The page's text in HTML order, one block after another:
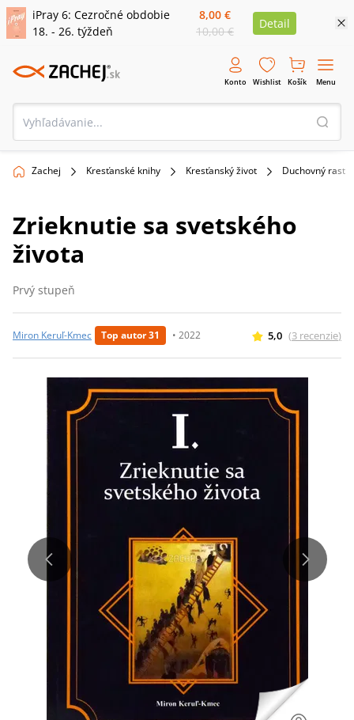
iPray 6: Cezročné obdobie
18. - 26. týždeň
8,00 €
10,00 €
Detail
Konto Wishlist Košík Menu
Zachej Kresťanské knihy Kresťanský život Duchovný rast
Zrieknutie sa svetského
života
Prvý stupeň
Miron Keruľ-Kmec Top autor 31 • 2022 5,0 (3 recenzie)